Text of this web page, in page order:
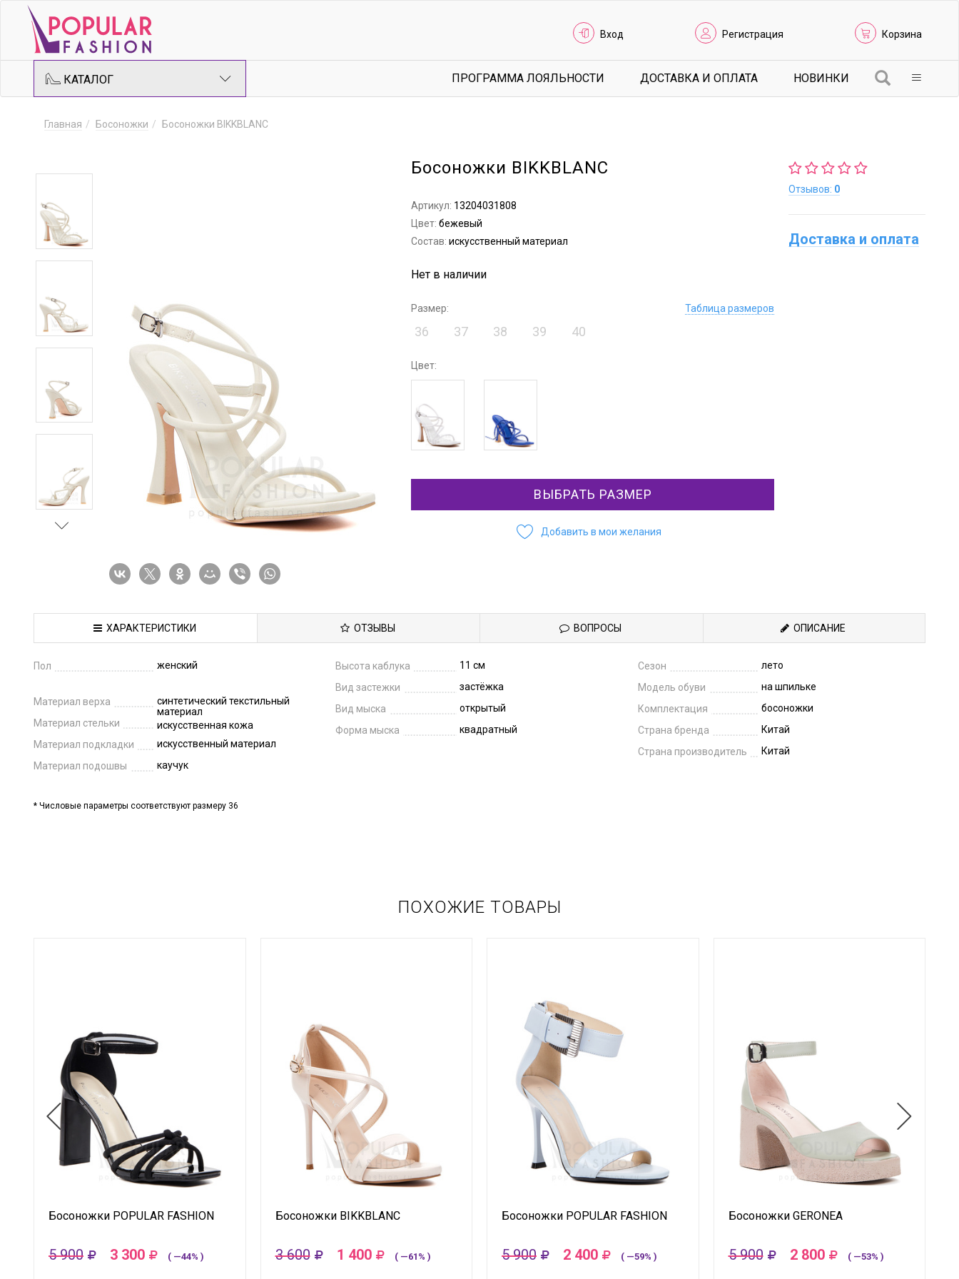
Вход Регистрация Корзина
КАТАЛОГ ПРОГРАММА ЛОЯЛЬНОСТИ ДОСТАВКА И ОПЛАТА НОВИНКИ
Главная Босоножки Босоножки BIKKBLANC
Босоножки BIKKBLANC
Артикул: 13204031808
Цвет:бежевый
Состав:искусственный материал
Нет в наличии
Размер: Таблица размеров
36 37 38 39 40
Цвет:
ВЫБРАТЬ РАЗМЕР
Добавить в мои желания
Отзывов: 0
Доставка и оплата
ХАРАКТЕРИСТИКИ ОТЗЫВЫ ВОПРОСЫ ОПИСАНИЕ
Пол женский
Материал верха
синтетический текстильный
материал
Материал стельки
искусственная кожа
Материал подкладки
искусственный материал
Материал подошвы
каучук
Высота каблука
11 см
Вид застежки
застёжка
Вид мыска
открытый
Форма мыска
квадратный
Сезон
лето
Модель обуви
на шпильке
Комплектация
босоножки
Страна бренда
Китай
Страна производитель
Китай
* Числовые параметры соответствуют размеру 36
ПОХОЖИЕ ТОВАРЫ
Босоножки POPULAR FASHION
5 900 3 300 ( —44% )
Босоножки BIKKBLANC
3 600 1 400 ( —61% )
Босоножки POPULAR FASHION
5 900 2 400 ( —59% )
Босоножки GERONEA
5 900 2 800 ( —53% )